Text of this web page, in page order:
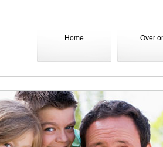
Home Over